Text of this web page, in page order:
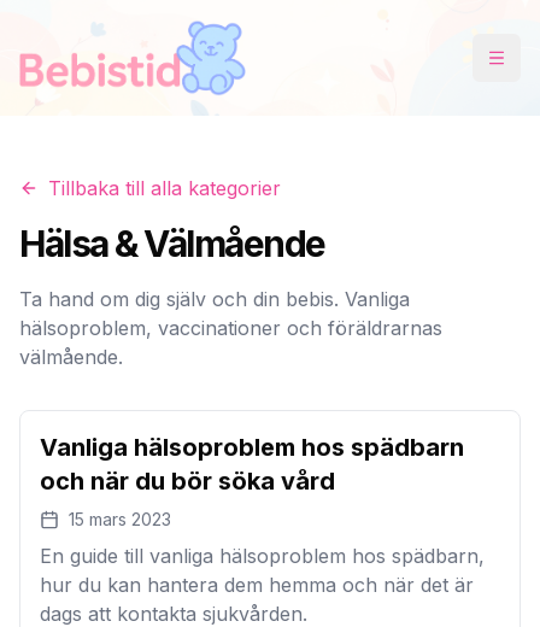
Tillbaka till alla kategorier
Hälsa & Välmående
Ta hand om dig själv och din bebis. Vanliga
hälsoproblem, vaccinationer och föräldrarnas
välmående.
Hälsa & Välmående
Vanliga hälsoproblem hos spädbarn
och när du bör söka vård
15 mars 2023
En guide till vanliga hälsoproblem hos spädbarn,
hur du kan hantera dem hemma och när det är
dags att kontakta sjukvården.